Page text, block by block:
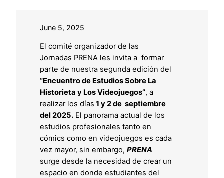
June 5, 2025
El comité organizador de las
Jornadas PRENA les invita a formar
parte de nuestra segunda edición del
“Encuentro de Estudios Sobre La
Historieta y Los Videojuegos”, a
realizar los días 1 y 2 de septiembre
del 2025. El panorama actual de los
estudios profesionales tanto en
cómics como en videojuegos es cada
vez mayor, sin embargo, PRENA
surge desde la necesidad de crear un
espacio en donde estudiantes del